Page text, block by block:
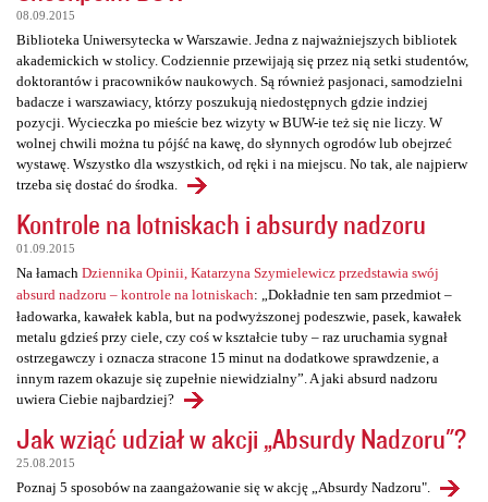
08.09.2015
Biblioteka Uniwersytecka w Warszawie. Jedna z najważniejszych bibliotek
akademickich w stolicy. Codziennie przewijają się przez nią setki studentów,
doktorantów i pracowników naukowych. Są również pasjonaci, samodzielni
badacze i warszawiacy, którzy poszukują niedostępnych gdzie indziej
pozycji. Wycieczka po mieście bez wizyty w BUW-ie też się nie liczy. W
wolnej chwili można tu pójść na kawę, do słynnych ogrodów lub obejrzeć
wystawę. Wszystko dla wszystkich, od ręki i na miejscu. No tak, ale najpierw
trzeba się dostać do środka.
Kontrole na lotniskach i absurdy nadzoru
01.09.2015
Na łamach Dziennika Opinii, Katarzyna Szymielewicz przedstawia swój
absurd nadzoru – kontrole na lotniskach: „Dokładnie ten sam przedmiot –
ładowarka, kawałek kabla, but na podwyższonej podeszwie, pasek, kawałek
metalu gdzieś przy ciele, czy coś w kształcie tuby – raz uruchamia sygnał
ostrzegawczy i oznacza stracone 15 minut na dodatkowe sprawdzenie, a
innym razem okazuje się zupełnie niewidzialny”. A jaki absurd nadzoru
uwiera Ciebie najbardziej?
Jak wziąć udział w akcji „Absurdy Nadzoru"?
25.08.2015
Poznaj 5 sposobów na zaangażowanie się w akcję „Absurdy Nadzoru".